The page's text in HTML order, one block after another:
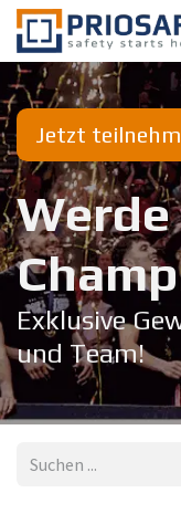
Zum Inhalt springen
Jetzt
Exklusive
und Team!